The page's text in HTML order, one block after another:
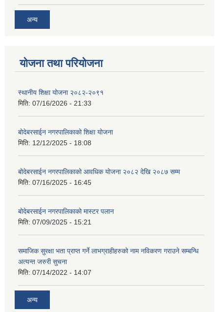
अन्य
योजना तथा परियोजना
स्थानीय शिक्षा योजना २०८२-२०९१
मिति: 07/16/2026 - 21:33
बोदेबरसाईन नगरपालिकाको शिक्षा योजना
मिति: 12/12/2025 - 18:08
बोदेबरसाईन नगरपालिकाको आवधिक योजना २०८२ देखि २०८७ सम्म
मिति: 07/16/2025 - 16:45
बोदेबरसाईन नगरपालिकाको मास्टर पलान
मिति: 07/09/2025 - 15:21
समाजिक सुरक्षा भता प्राप्त गर्ने लाभग्राहीहरुको नाम नविकरण गराउने सम्बन्धि
अत्यन्त जरुरी सुचना
मिति: 07/14/2022 - 14:07
अन्य